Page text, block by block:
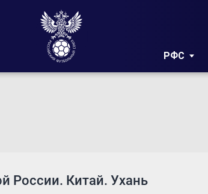
РФС
России. Китай. Ухань